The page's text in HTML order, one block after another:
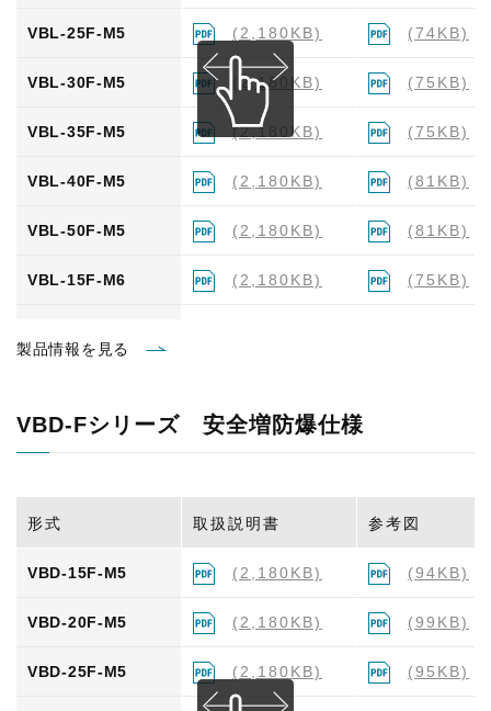
VBL-25F-M5 (2,180KB) (74KB)
VBL-30F-M5 (2,180KB) (75KB)
VBL-35F-M5 (2,180KB) (75KB)
VBL-40F-M5 (2,180KB) (81KB)
VBL-50F-M5 (2,180KB) (81KB)
VBL-15F-M6 (2,180KB) (75KB)
VBL-30F-M6 (2,180KB)
VBL-40F-M6 (2,180KB) (84KB)
VBL-50F-M6 (2,180KB) (81KB)
製品情報を見る
VBD-Fシリーズ 安全増防爆仕様
形式 取扱説明書 参考図
VBD-15F-M5 (2,180KB) (94KB)
VBD-20F-M5 (2,180KB) (99KB)
VBD-25F-M5 (2,180KB) (95KB)